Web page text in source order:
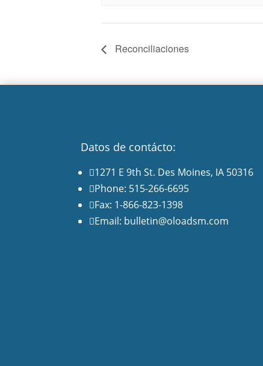
Reconciliaciones
Datos de contácto:
1271 E 9th St. Des Moines, IA 50316
Phone: 515-266-6695
Fax: 1-866-823-1398
Email: bulletin@oloadsm.com